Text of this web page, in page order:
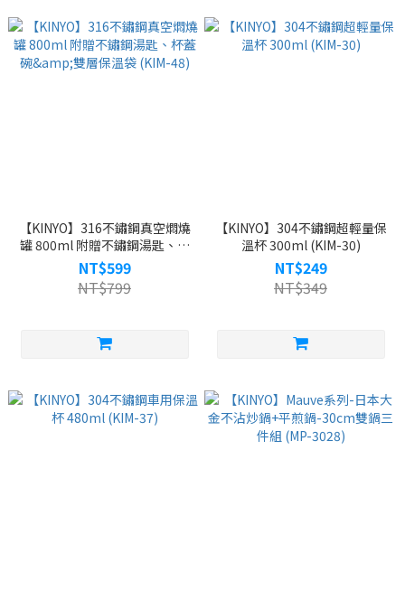
【KINYO】316不鏽鋼真空燜燒
罐 800ml 附贈不鏽鋼湯匙、杯
蓋碗&雙層保溫袋 (KIM-48)
NT$599
NT$799
【KINYO】304不鏽鋼超輕量保
溫杯 300ml (KIM-30)
NT$249
NT$349